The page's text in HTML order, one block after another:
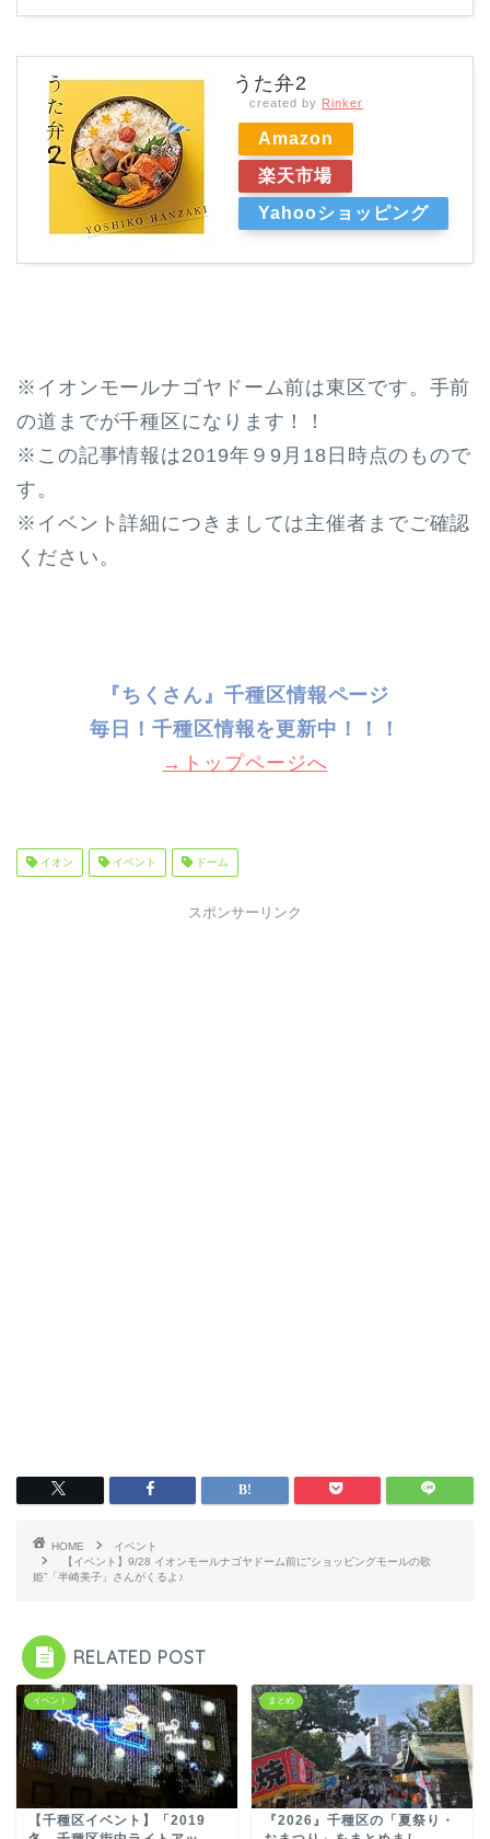
うた弁2
created by Rinker
Amazon
楽天市場
Yahooショッピング
※イオンモールナゴヤドーム前は東区です。手前
の道までが千種区になります！！
※この記事情報は2019年９9月18日時点のもので
す。
※イベント詳細につきましては主催者までご確認
ください。
『ちくさん』千種区情報ページ
毎日！千種 区情報を更新中！！！
→トップページへ
イオン イベント ドーム
スポンサーリンク
HOME
イベント
【イベント】9/28 イオンモールナゴヤドーム前に”ショッピングモールの歌
姫”「半崎美子」さんがくるよ♪
RELATED POST
イベント
【千種区イベント】「2019
まとめ
『2026』千種区の「夏祭り・